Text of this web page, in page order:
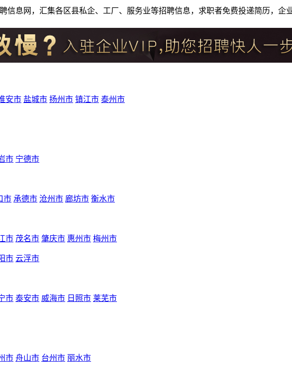
信息网，汇集各区县私企、工厂、服务业等招聘信息，求职者免费投递简历，企
安市 盐城市 扬州市 镇江市 泰州市
市 宁德市
市 承德市 沧州市 廊坊市 衡水市
市 茂名市 肇庆市 惠州市 梅州市
市 云浮市
市 泰安市 威海市 日照市 莱芜市
市 舟山市 台州市 丽水市